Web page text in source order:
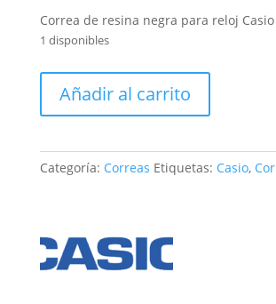
Correa de resina negra para reloj Casio
1 disponibles
Casio
G-
cantidad
Añadir al carrito
Categoría: Correas Etiquetas: Casio,